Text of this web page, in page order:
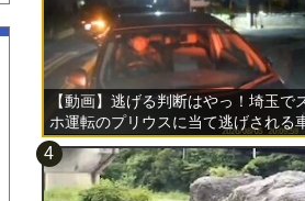
【動画】逃げる判断はやっ！埼玉で
ホ運転のプリウスに当て逃げされる
載。